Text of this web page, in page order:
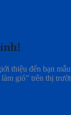
thiệu đến bạn
gió” trên thị